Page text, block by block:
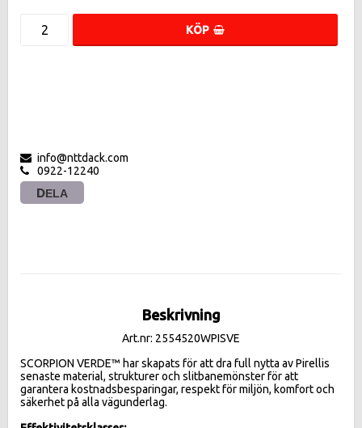
KÖP
info@nttdack.com
0922-12240
DELA
Beskrivning
Art.nr: 2554520WPISVE
SCORPION VERDE™ har skapats för att dra full nytta av Pirellis
senaste material, strukturer och slitbanemönster för att
garantera kostnadsbesparingar, respekt för miljön, komfort och
säkerhet på alla vägunderlag.